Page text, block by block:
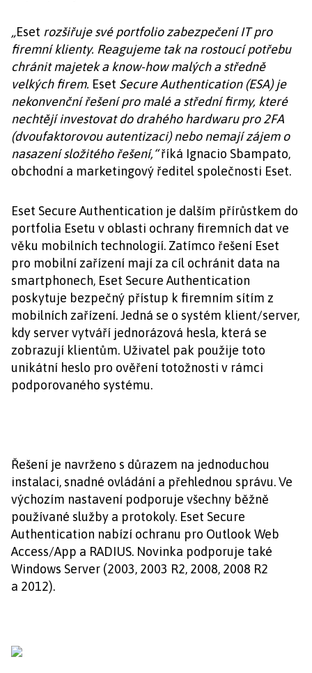
„Eset rozšiřuje své portfolio zabezpečení IT pro
firemní klienty. Reagujeme tak na rostoucí potřebu
chránit majetek a know-how malých a středně
velkých firem. Eset Secure Authentication (ESA) je
nekonvenční řešení pro malé a střední firmy, které
nechtějí investovat do drahého hardwaru pro 2FA
(dvoufaktorovou autentizaci) nebo nemají zájem o
nasazení složitého řešení,“říká Ignacio Sbampato,
obchodní a marketingový ředitel společnosti Eset.
Eset Secure Authentication je dalším přírůstkem do
portfolia Esetu v oblasti ochrany firemních dat ve
věku mobilních technologií. Zatímco řešení Eset
pro mobilní zařízení mají za cíl ochránit data na
smartphonech, Eset Secure Authentication
poskytuje bezpečný přístup k firemním sítím z
mobilních zařízení. Jedná se o systém klient/server,
kdy server vytváří jednorázová hesla, která se
zobrazují klientům. Uživatel pak použije toto
unikátní heslo pro ověření totožnosti v rámci
podporovaného systému.
Řešení je navrženo s důrazem na jednoduchou
instalaci, snadné ovládání a přehlednou správu. Ve
výchozím nastavení podporuje všechny běžně
používané služby a protokoly. Eset Secure
Authentication nabízí ochranu pro Outlook Web
Access/App a RADIUS. Novinka podporuje také
Windows Server (2003, 2003 R2, 2008, 2008 R2
a 2012).